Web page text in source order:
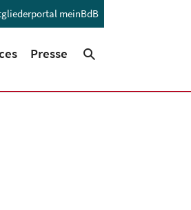
meinBdB
(current)
Presse